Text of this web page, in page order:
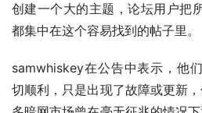
创建一个大的主题，论坛用户把
都集中在这个容易找到的帖子里。
samwhiskey在公告中表示，他
切顺利，只是出现了故障或更新